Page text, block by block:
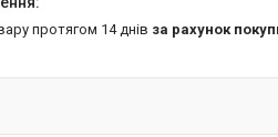
протягом 14 днів за рахунок